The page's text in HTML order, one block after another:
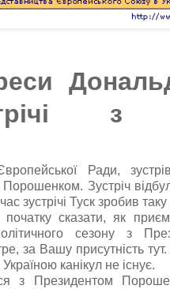
з
Ради,
Зустріч
зустрічі Туск зробив
сказати, як
сезону з
за Вашу присутність тут.
канікул не існує.
з Президентом